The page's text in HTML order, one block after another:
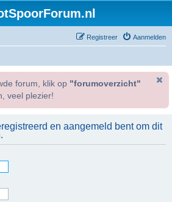
Aanmelden
Registreer
forum, klik op "forumoverzicht"
veel plezier!
en aangemeld bent om dit